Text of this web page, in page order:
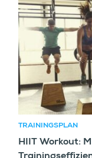
TRAININGSPLAN
HIIT Workout: